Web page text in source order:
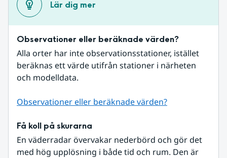
Lär dig mer
Observationer eller beräknade värden?
Alla orter har inte observationsstationer, istället
beräknas ett värde utifrån stationer i närheten
och modelldata.
Observationer eller beräknade värden?
Få koll på skurarna
En väderradar övervakar nederbörd och gör det
med hög upplösning i både tid och rum. Den är